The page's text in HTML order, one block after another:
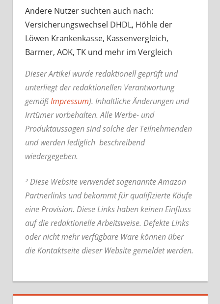
Andere Nutzer suchten auch nach:
Versicherungswechsel DHDL, Höhle der
Löwen Krankenkasse, Kassenvergleich,
Barmer, AOK, TK und mehr im Vergleich
Dieser Artikel wurde redaktionell geprüft und
unterliegt der redaktionellen Verantwortung
gemäßImpressum). Inhaltliche Änderungen und
Irrtümer vorbehalten. Alle Werbe- und
Produktaussagen sind solche der Teilnehmenden
und werden lediglich beschreibend
wiedergegeben.
² Diese Website verwendet sogenannte Amazon
Partnerlinks und bekommt für qualifizierte Käufe
eine Provision. Diese Links haben keinen Einfluss
auf die redaktionelle Arbeitsweise. Defekte Links
oder nicht mehr verfügbare Ware können über
die Kontaktseite dieser Website gemeldet werden.